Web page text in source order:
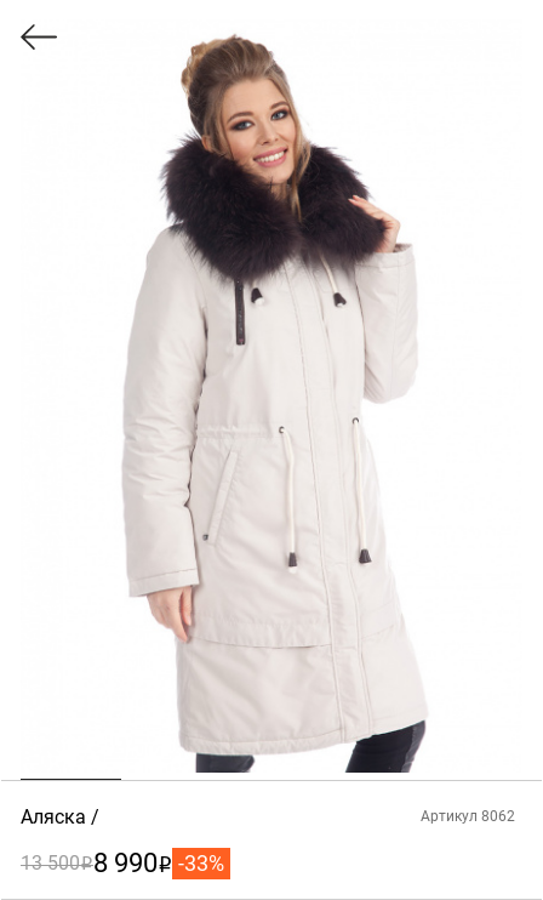
Аляска Артикул 8062
13 500i8 990i -33%